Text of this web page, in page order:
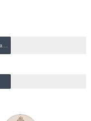
10 sélections (à base de café grain, lait, chocolat + 1 autre boisson)